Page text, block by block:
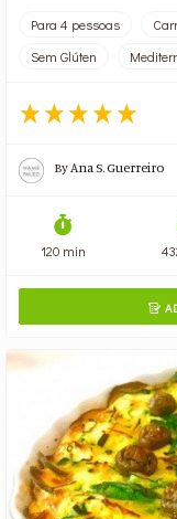
Para 4 pessoas
Sem Glúten
By Ana S. Guerreiro
120 min
